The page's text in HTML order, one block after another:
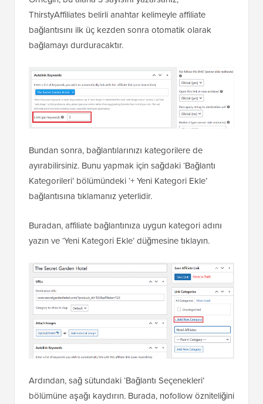
ThirstyAffiliates belirli anahtar kelimeyle affiliate
bağlantısını ilk üç kezden sonra otomatik olarak
bağlamayı durduracaktır.
Bundan sonra, bağlantılarınızı kategorilere de
ayırabilirsiniz. Bunu yapmak için sağdaki ‘Bağlantı
Kategorileri’ bölümündeki ‘+ Yeni Kategori Ekle’
bağlantısına tıklamanız yeterlidir.
Buradan, affiliate bağlantınıza uygun kategori adını
yazın ve ‘Yeni Kategori Ekle’ düğmesine tıklayın.
Ardından, sağ sütundaki ‘Bağlantı Seçenekleri’
bölümüne aşağı kaydırın. Burada, nofollow özniteliğini